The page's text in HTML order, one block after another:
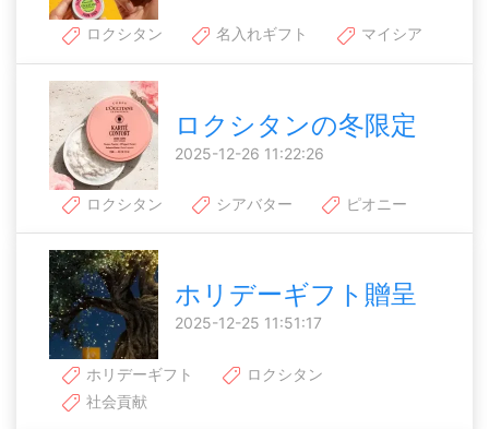
ロクシタン 名入れギフト マイシア
ロクシタンの冬限定
2025-12-26 11:22:26
ロクシタン シアバター ピオニー
ホリデーギフト贈呈
2025-12-25 11:51:17
ホリデーギフト
ロクシタン
社会貢献